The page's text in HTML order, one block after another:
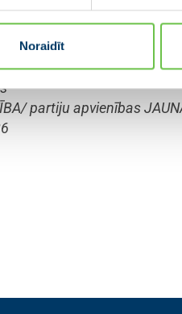
Noraidīt
partija” un “Latgales
VIENOTĪBA. Tās valdes
partiju apvienības